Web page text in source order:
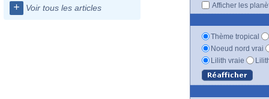
+ Voir tous les articles
Afficher les
Thème tropical
Noeud nord vrai
Lilith vraie